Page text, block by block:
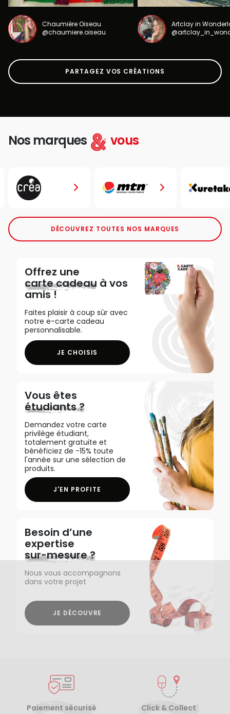
Chaumière Oiseau
@chaumiere.oiseau
Artclay in
PARTAGEZ VOS CRÉATIONS
Nos marques vous
DÉCOUVREZ TOUTES NOS MARQUES
Offrez une
carte cadeau à vos
amis !
Faites plaisir à coup sûr avec
notre e-carte cadeau
personnalisable.
JE CHOISIS
Vous êtes
étudiants ?
Demandez votre carte
privilège étudiant,
totalement gratuite et
bénéficiez de -15% toute
l'année sur une sélection de
produits.
J'EN PROFITE
Besoin d’une
expertise
sur-mesure ?
Nous vous accompagnons
dans votre projet
JE DÉCOUVRE
Paiement sécurisé
Click & Collect